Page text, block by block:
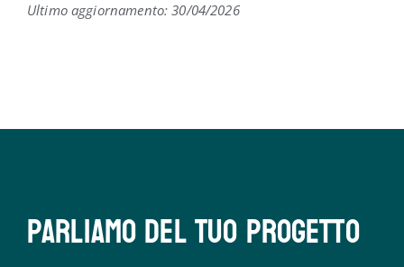
Ultimo aggiornamento: 30/04/2026
Parliamo del tuo progetto